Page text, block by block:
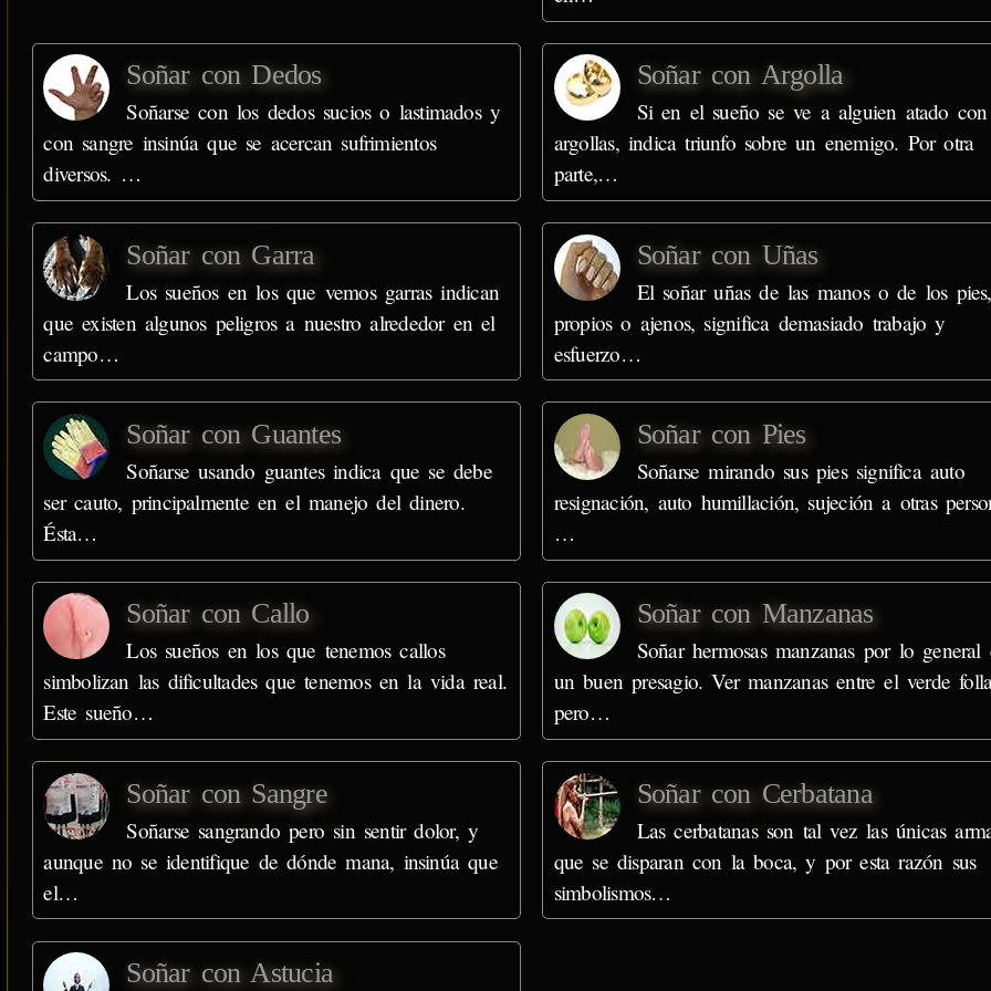
Soñar con Dedos
Soñarse con los dedos sucios o lastimados y
con sangre insinúa que se acercan sufrimientos
diversos. …
Soñar con Argolla
Si en el sueño se ve a alguien atado con
argollas, indica triunfo sobre un enemigo. Por otra
parte,…
Soñar con Garra
Los sueños en los que vemos garras indican
que existen algunos peligros a nuestro alrededor en el
campo…
Soñar con Uñas
El soñar uñas de las manos o de los pies,
propios o ajenos, significa demasiado trabajo y
esfuerzo…
Soñar con Guantes
Soñarse usando guantes indica que se debe
ser cauto, principalmente en el manejo del dinero.
Ésta…
Soñar con Pies
Soñarse mirando sus pies significa auto
resignación, auto humillación, sujeción a otras
…
Soñar con Callo
Los sueños en los que tenemos callos
simbolizan las dificultades que tenemos en la vida real.
Este sueño…
Soñar con Manzanas
Soñar hermosas manzanas por lo general
un buen presagio. Ver manzanas entre el verde
pero…
Soñar con Sangre
Soñarse sangrando pero sin sentir dolor, y
aunque no se identifique de dónde mana, insinúa que
el…
Soñar con Cerbatana
Las cerbatanas son tal vez las únicas
que se disparan con la boca, y por esta razón sus
simbolismos…
Soñar con Astucia